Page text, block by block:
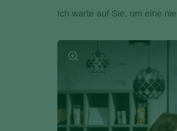
Ich warte auf Sie, um eine